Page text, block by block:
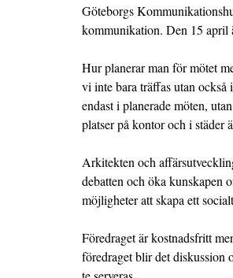
Göteborgs
kommunikation. Den 15 april
Hur planerar man för mötet
vi inte bara träffas utan också
endast i planerade möten,
platser på kontor och i städer
Arkitekten och
debatten och öka kunskapen
möjligheter att skapa ett
Föredraget är kostnadsfritt
föredraget blir det